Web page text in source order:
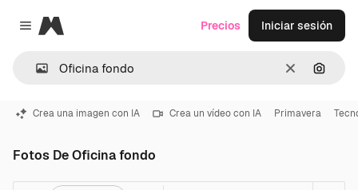
Close menu
Magnific
Borrar
Precios Iniciar sesión
Crea una imagen con IA Crea un vídeo con IA Primavera
Fotos De Oficina fondo